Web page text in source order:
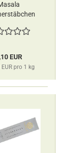
EUR
pro 1 kg